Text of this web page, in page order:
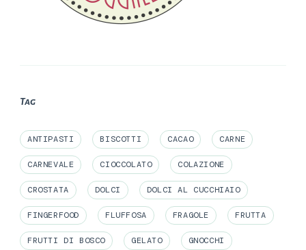
Tag
ANTIPASTI BISCOTTI CACAO CARNE
CARNEVALE CIOCCOLATO COLAZIONE
CROSTATA DOLCI DOLCI AL CUCCHIAIO
FINGERFOOD FLUFFOSA FRAGOLE FRUTTA
FRUTTI DI BOSCO GELATO GNOCCHI